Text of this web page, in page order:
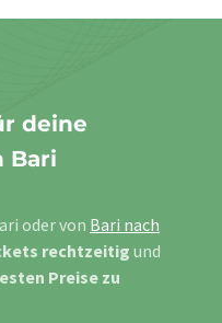
deine
Bari
oder von Bari nach
rechtzeitigund
Preise zu